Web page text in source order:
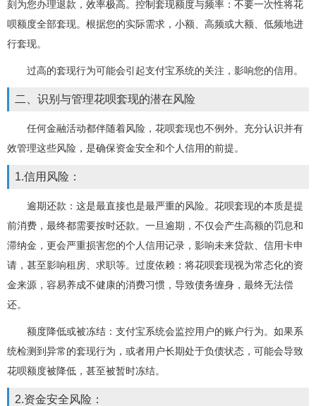
刻为您办理退款，效率极高。控制套现额度与频率：不要一次性将花
呗额度全部套现。根据您的实际需求，小额、高频或大额、低频地进
行套现。
过高的套现行为可能会引起支付宝系统的关注，影响您的信用。
二、识别与管理花呗套现的潜在风险
任何金融活动都伴随着风险，花呗套现也不例外。充分认识并有
效管理这些风险，是确保资金安全和个人信用的前提。
1.信用风险：
逾期还款：这是最直接也是最严重的风险。花呗套现的本质是提
前消费，最终都需要按时还款。一旦逾期，不仅会产生高额的罚息和
滞纳金，更会严重损害您的个人信用记录，影响未来贷款、信用卡申
请，甚至影响租房、求职等。过度依赖：将花呗套现视为常态化的资
金来源，容易养成不健康的消费习惯，导致债务缠身，最终无法偿
还。
额度降低或被冻结：支付宝系统会监控用户的账户行为。如果系
统检测到异常的套现行为，或者用户长期处于负债状态，可能会导致
花呗额度被降低，甚至被暂时冻结。
2.资金安全风险：